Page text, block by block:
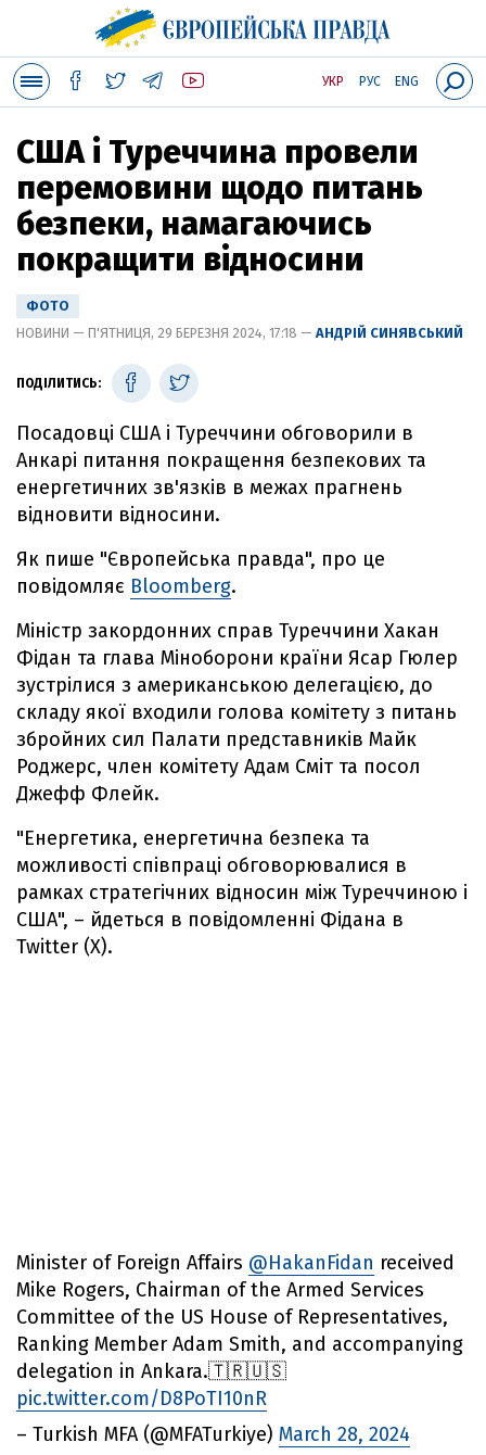
УКР РУС ENG
США і Туреччина провели
перемовини щодо питань
безпеки, намагаючись
покращити відносини
ФОТО
НОВИНИ — П'ЯТНИЦЯ, 29 БЕРЕЗНЯ 2024, 17:18 — АНДРІЙ СИНЯВСЬКИЙ
ПОДІЛИТИСЬ:
Посадовці США і Туреччини обговорили в
Анкарі питання покращення безпекових та
енергетичних зв'язків в межах прагнень
відновити відносини.
Як пише "Європейська правда", про це
повідомляє Bloomberg.
Міністр закордонних справ Туреччини Хакан
Фідан та глава Міноборони країни Ясар Гюлер
зустрілися з американською делегацією, до
складу якої входили голова комітету з питань
збройних сил Палати представників Майк
Роджерс, член комітету Адам Сміт та посол
Джефф Флейк.
"Енергетика, енергетична безпека та
можливості співпраці обговорювалися в
рамках стратегічних відносин між Туреччиною і
США", – йдеться в повідомленні Фідана в
Twitter (X).
Minister of Foreign Affairs @HakanFidan received
Mike Rogers, Chairman of the Armed Services
Committee of the US House of Representatives,
Ranking Member Adam Smith, and accompanying
delegation in Ankara.🇹🇷🇺🇸
pic.twitter.com/D8PoTI10nR
– Turkish MFA (@MFATurkiye) March 28, 2024